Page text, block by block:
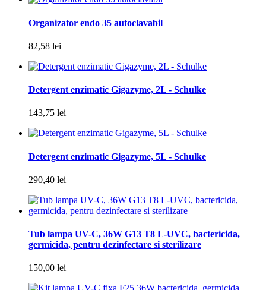
Organizator endo 35 autoclavabil
82,58 lei
Detergent enzimatic Gigazyme, 2L - Schulke
143,75 lei
Detergent enzimatic Gigazyme, 5L - Schulke
290,40 lei
Tub lampa UV-C, 36W G13 T8 L-UVC, bactericida,
germicida, pentru dezinfectare si sterilizare
150,00 lei